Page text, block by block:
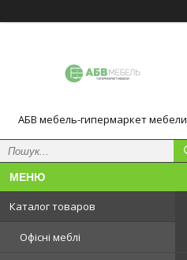
АБВ мебель-гипермаркет мебели
Каталог товаров
Офісні меблі